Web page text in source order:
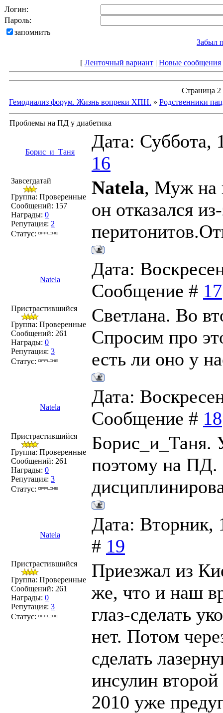
Логин:
Пароль:
запомнить
Забыл
[ Ленточный вариант| Новые сообщения
Страница 2
Гемодиализ форум. Жизнь вопреки ХПН. » Родственники
Проблемы на ПД у диабетика
Борис_и_Таня
Дата: Суббота,
16
Завсегдатай
Группа: Проверенные
Сообщений: 157
Награды: 0
Репутация: 2
Статус:
Natela, Муж на
он отказался
Natela
Дата:
Сообщение # 17
Пристрастившийся
Группа: Проверенные
Сообщений: 261
Награды: 0
Репутация: 3
Статус:
Светлана. Во
Спросим про
есть ли оно у
Natela
Дата:
Сообщение # 18
Пристрастившийся
Группа: Проверенные
Сообщений: 261
Награды: 0
Репутация: 3
Статус:
Борис_и_Таня.
поэтому на ПД.
Natela
Дата: Вторник,
# 19
Пристрастившийся
Группа: Проверенные
Сообщений: 261
Награды: 0
Репутация: 3
Статус:
Приезжал из
же, что и наш
глаз-сделать
нет. Потом
сделать
инсулин
2010 уже